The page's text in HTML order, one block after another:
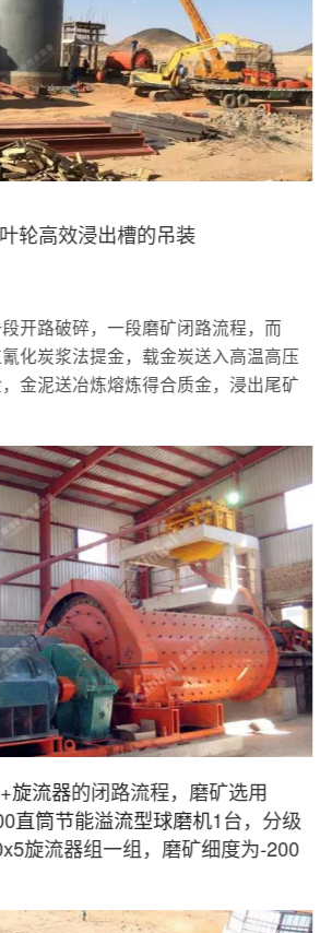
轮高效浸出槽的吊装
开路破碎，一段磨矿闭路流程，而
化炭浆法提金，载金炭送入高温高压
金泥送冶炼熔炼得合质金，浸出尾矿
旋流器的闭路流程，磨矿选用
直筒节能溢流型球磨机1台，分级
旋流器组一组，磨矿细度为-200